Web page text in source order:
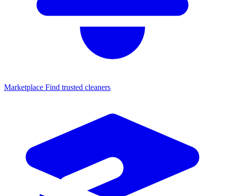
Marketplace Find trusted cleaners